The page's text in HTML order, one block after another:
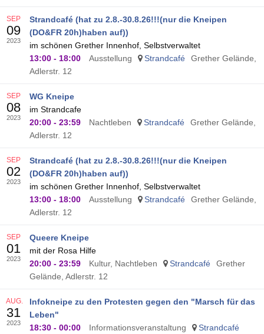
Strandcafé (hat zu 2.8.-30.8.26!!!(nur die Kneipen
(DO&FR 20h)haben auf))
im schönen Grether Innenhof, Selbstverwaltet
13:00 - 18:00 Ausstellung Strandcafé
Grether Gelände,
Adlerstr. 12
SEP
09
2023
WG Kneipe
im Strandcafe
20:00 - 23:59 Nachtleben Strandcafé
Grether Gelände,
Adlerstr. 12
SEP
08
2023
Strandcafé (hat zu 2.8.-30.8.26!!!(nur die Kneipen
(DO&FR 20h)haben auf))
im schönen Grether Innenhof, Selbstverwaltet
13:00 - 18:00 Ausstellung Strandcafé
Grether Gelände,
Adlerstr. 12
SEP
02
2023
Queere Kneipe
mit der Rosa Hilfe
20:00 - 23:59 Kultur, Nachtleben Strandcafé
Grether
Gelände, Adlerstr. 12
SEP
01
2023
Infokneipe zu den Protesten gegen den "Marsch für das
Leben"
18:30 - 00:00 Informationsveranstaltung Strandcafé
AUG.
31
2023